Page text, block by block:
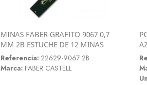
Vista rápida
MINAS FABER GRAFITO 9067 0,7
MM 2B ESTUCHE DE 12 MINAS
Referencia: 22629-9067 2B
Marca: FABER CASTELL